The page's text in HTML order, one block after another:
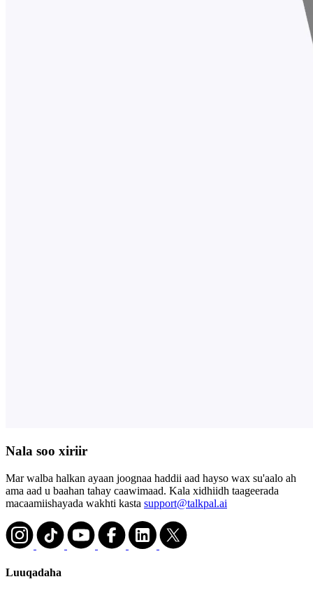
Nala soo xiriir
Mar walba halkan ayaan joognaa haddii aad hayso wax su'aalo ah
ama aad u baahan tahay caawimaad. Kala xidhiidh taageerada
macaamiishayada wakhti kasta support@talkpal.ai
Luuqadaha